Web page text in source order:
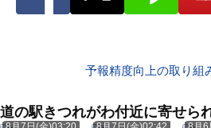
予報精度向上の取り組
道の駅きつれがわ付近に寄せら